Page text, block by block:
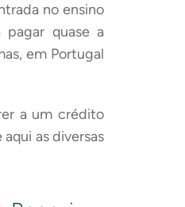
no ensino
pagar quase a
em Portugal
a um crédito
as diversas